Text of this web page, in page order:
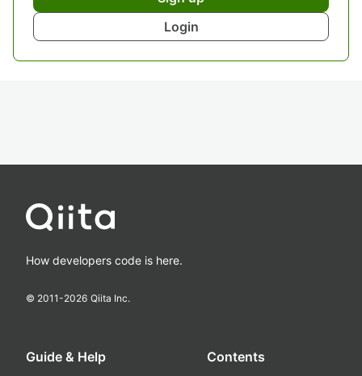
Login
How developers code is here.
© 2011-2026 Qiita Inc.
Guide & Help Contents